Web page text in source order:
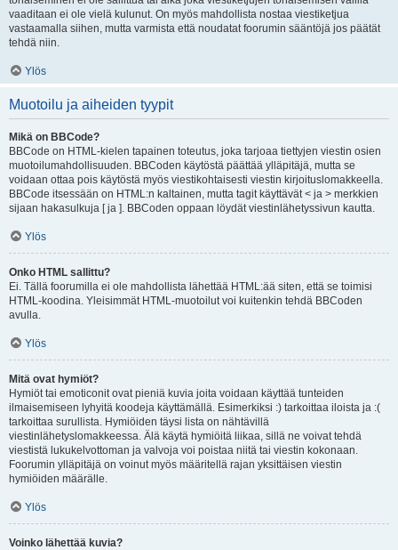
vaaditaan ei ole vielä kulunut. On myös mahdollista nostaa viestiketjua
vastaamalla siihen, mutta varmista että noudatat foorumin sääntöjä jos päätät
tehdä niin.
Ylös
Muotoilu ja aiheiden tyypit
Mikä on BBCode?
BBCode on HTML-kielen tapainen toteutus, joka tarjoaa tiettyjen viestin osien
muotoilumahdollisuuden. BBCoden käytöstä päättää ylläpitäjä, mutta se
voidaan ottaa pois käytöstä myös viestikohtaisesti viestin kirjoituslomakkeella.
BBCode itsessään on HTML:n kaltainen, mutta tagit käyttävät < ja > merkkien
sijaan hakasulkuja [ ja ]. BBCoden oppaan löydät viestinlähetyssivun kautta.
Ylös
Onko HTML sallittu?
Ei. Tällä foorumilla ei ole mahdollista lähettää HTML:ää siten, että se toimisi
HTML-koodina. Yleisimmät HTML-muotoilut voi kuitenkin tehdä BBCoden
avulla.
Ylös
Mitä ovat hymiöt?
Hymiöt tai emoticonit ovat pieniä kuvia joita voidaan käyttää tunteiden
ilmaisemiseen lyhyitä koodeja käyttämällä. Esimerkiksi :) tarkoittaa iloista ja :(
tarkoittaa surullista. Hymiöiden täysi lista on nähtävillä
viestinlähetyslomakkeessa. Älä käytä hymiöitä liikaa, sillä ne voivat tehdä
viestistä lukukelvottoman ja valvoja voi poistaa niitä tai viestin kokonaan.
Foorumin ylläpitäjä on voinut myös määritellä rajan yksittäisen viestin
hymiöiden määrälle.
Ylös
Voinko lähettää kuvia?